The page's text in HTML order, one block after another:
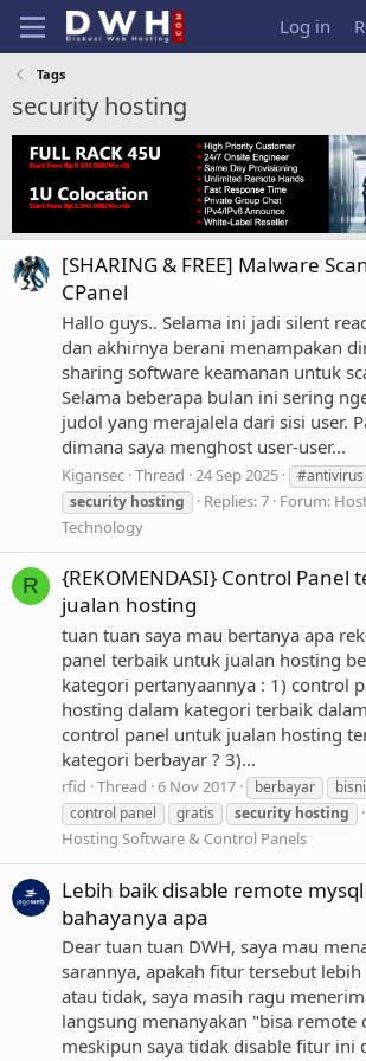
Log in
Tags
security hosting
[SHARING & FREE] Malware
CPanel
Hallo guys.. Selama ini jadi silent
dan akhirnya berani menampakan
sharing software keamanan untuk
Selama beberapa bulan ini sering
judol yang merajalela dari sisi user.
dimana saya menghost user-user...
Kigansec Thread 24 Sep 2025 #antivirus
security hosting Replies: 7 Forum:
Technology
R
{REKOMENDASI} Control Panel
jualan hosting
tuan tuan saya mau bertanya apa
panel terbaik untuk jualan hosting
kategori pertanyaannya : 1) control
hosting dalam kategori terbaik
control panel untuk jualan hosting
kategori berbayar ? 3)...
rfid Thread 6 Nov 2017 berbayar
control panel
gratis security hosting
Hosting Software & Control Panels
Lebih baik disable remote mysql
bahayanya apa
Dear tuan tuan DWH, saya mau
sarannya, apakah fitur tersebut
atau tidak, saya masih ragu
langsung menanyakan "bisa remote
meskipun saya tidak disable fitur ini